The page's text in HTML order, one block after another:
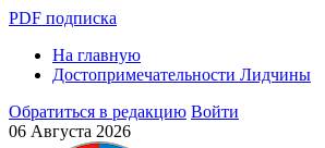
PDF подписка
На главную
Достопримечательности Лидчины
Обратиться в редакцию Войти
06 Августа 2026